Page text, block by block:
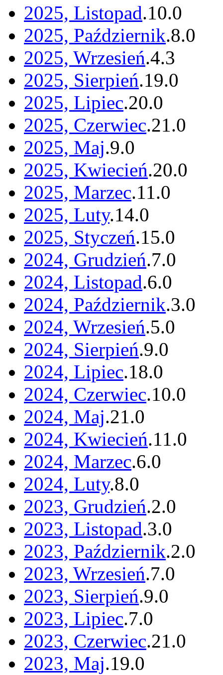
2025, Listopad.10.0
2025, Październik.8.0
2025, Wrzesień.4.3
2025, Sierpień.19.0
2025, Lipiec.20.0
2025, Czerwiec.21.0
2025, Maj.9.0
2025, Kwiecień.20.0
2025, Marzec.11.0
2025, Luty.14.0
2025, Styczeń.15.0
2024, Grudzień.7.0
2024, Listopad.6.0
2024, Październik.3.0
2024, Wrzesień.5.0
2024, Sierpień.9.0
2024, Lipiec.18.0
2024, Czerwiec.10.0
2024, Maj.21.0
2024, Kwiecień.11.0
2024, Marzec.6.0
2024, Luty.8.0
2023, Grudzień.2.0
2023, Listopad.3.0
2023, Październik.2.0
2023, Wrzesień.7.0
2023, Sierpień.9.0
2023, Lipiec.7.0
2023, Czerwiec.21.0
2023, Maj.19.0